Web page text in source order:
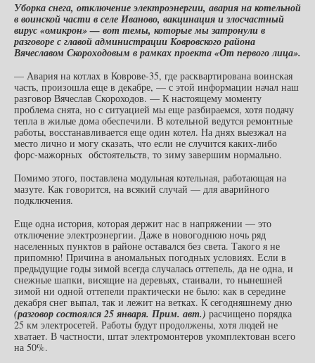
Уборка снега, отключение электроэнергии, авария на котельной
в воинской части в селе Иваново, вакцинация и злосчастный
вирус «омикрон» — вот темы, которые мы затронули в
разговоре с главой администрации Ковровского района
Вячеславом Скороходовым в рамках проекта «От первого лица».
— Авария на котлах в Коврове-35, где расквартирована воинская
часть, произошла еще в декабре, — с этой информации начал наш
разговор Вячеслав Скороходов. — К настоящему моменту
проблема снята, но с ситуацией мы еще разбираемся, хотя подачу
тепла в жилые дома обеспечили. В котельной ведутся ремонтные
работы, восстанавливается еще один котел. На днях выезжал на
место лично и могу сказать, что если не случится каких-либо
форс-мажорных обстоятельств, то зиму завершим нормально.
Помимо этого, поставлена модульная котельная, работающая на
мазуте. Как говорится, на всякий случай — для аварийного
подключения.
Еще одна история, которая держит нас в напряжении — это
отключение электроэнергии. Даже в новогоднюю ночь ряд
населенных пунктов в районе оставался без света. Такого я не
припомню! Причина в аномальных погодных условиях. Если в
предыдущие годы зимой всегда случалась оттепель, да не одна, и
снежные шапки, висящие на деревьях, стаивали, то нынешней
зимой ни одной оттепели практически не было: как в середине
декабря снег выпал, так и лежит на ветках. К сегодняшнему дню
(разговор состоялся 25 января. Прим. авт.) расчищено порядка
25 км электросетей. Работы будут продолжены, хотя людей не
хватает. В частности, штат электромонтеров укомплектован всего
на 50%.